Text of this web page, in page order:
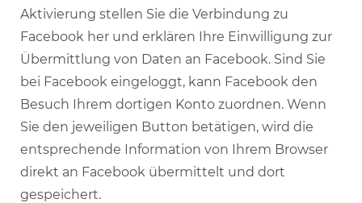
Aktivierung stellen Sie die Verbindung zu
Facebook her und erklären Ihre Einwilligung zur
Übermittlung von Daten an Facebook. Sind Sie
bei Facebook eingeloggt, kann Facebook den
Besuch Ihrem dortigen Konto zuordnen. Wenn
Sie den jeweiligen Button betätigen, wird die
entsprechende Information von Ihrem Browser
direkt an Facebook übermittelt und dort
gespeichert.